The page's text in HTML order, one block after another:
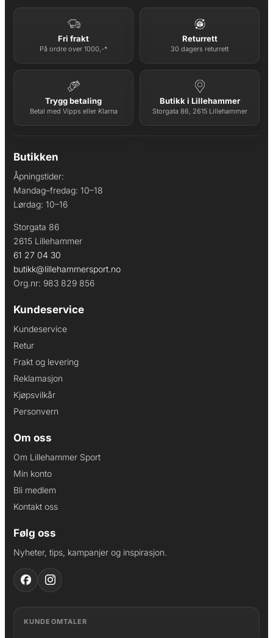
Fri frakt
På ordre over 1000,-*
Returrett
30 dagers returrett
Trygg betaling
Betal med Vipps eller Klarna
Butikk i Lillehammer
Storgata 86, 2615 Lillehammer
Butikken
Åpningstider:
Mandag–fredag: 10–18
Lørdag: 10–16
Storgata 86
2615 Lillehammer
61 27 04 30
butikk@lillehammersport.no
Org.nr: 983 829 856
Kundeservice
Kundeservice
Retur
Frakt og levering
Reklamasjon
Kjøpsvilkår
Personvern
Om oss
Om Lillehammer Sport
Min konto
Bli medlem
Kontakt oss
Følg oss
Nyheter, tips, kampanjer og inspirasjon.
KUNDEOMTALER